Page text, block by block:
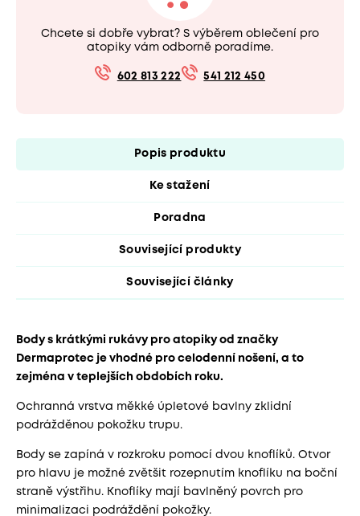
Chcete si dobře vybrat? S výběrem oblečení pro
atopiky vám odborně poradíme.
602 813 222 541 212 450
Popis produktu
Ke stažení
Poradna
Související produkty
Související články
Body s krátkými rukávy pro atopiky od značky
Dermaprotec je vhodné pro celodenní nošení, a to
zejména v teplejších obdobích roku.
Ochranná vrstva měkké úpletové bavlny zklidní
podrážděnou pokožku trupu.
Body se zapíná v rozkroku pomocí dvou knoflíků. Otvor
pro hlavu je možné zvětšit rozepnutím knoflíku na boční
straně výstřihu. Knoflíky mají bavlněný povrch pro
minimalizaci podráždění pokožky.